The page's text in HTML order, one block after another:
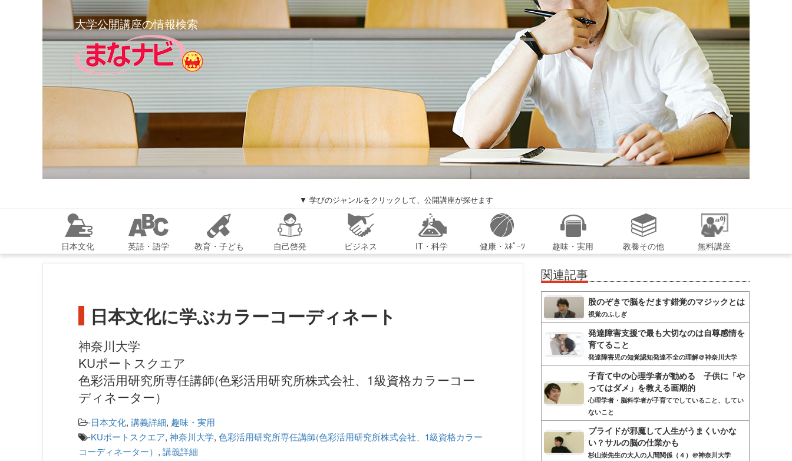
大学公開講座の情報検索
▼ 学びのジャンルをクリックして、公開講座が探せます
日本文化 英語・語学 教育・子ども 自己啓発 ビジネス IT・科学 健康・ｽﾎﾟｰﾂ 趣味・実用 教養その他 無料講座
日本文化に学ぶカラーコーディネート
神奈川大学
KUポートスクエア
色彩活用研究所専任講師(色彩活用研究所株式会社、1級資格カラーコー
ディネーター）
-日本文化, 講義詳細, 趣味・実用
-KUポートスクエア, 神奈川大学, 色彩活用研究所専任講師(色彩活用研究所株式会社、1級資格カラー
コーディネーター） , 講義詳細
関連記事
股のぞきで脳をだます錯覚のマジックとは
視覚のふしぎ
発達障害支援で最も大切なのは自尊感情を
育てること
発達障害児の知覚認知発達不全の理解＠神奈川大学
子育て中の心理学者が勧める 子供に「や
ってはダメ」を教える画期的
心理学者・脳科学者が子育てでしていること、してい
ないこと
プライドが邪魔して人生がうまくいかな
い？サルの脳の仕業かも
杉山崇先生の大人の人間関係（４）＠神奈川大学